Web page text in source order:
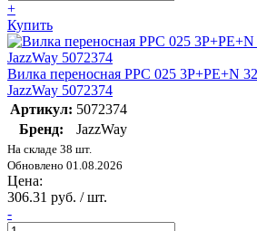
+
Купить
Вилка переносная PPC 025 3Р+РЕ+N
JazzWay 5072374
Артикул: 5072374
Бренд:
JazzWay
На складе 38 шт.
Обновлено 01.08.2026
Цена:
306.31 руб. / шт.
-